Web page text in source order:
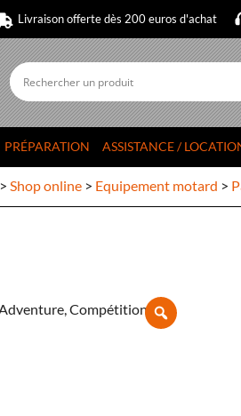
Livraison offerte dès 200 euros d'achat
PRÉPARATION ASSISTANCE /
> Shop online > Equipement motard >